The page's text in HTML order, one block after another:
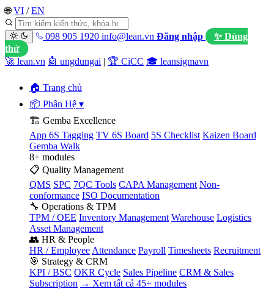
🌐 VI / EN
098 905 1920 info@lean.vn Đăng nhập
✨ Dùng
thử
🚀 lean.vn 🤖 ungdungai | 🏆 CiCC 🎓 leansigmavn
🏠 Trang chủ
📦 Phân Hệ ▾
🏗️ Gemba Excellence
App 6S Tagging TV 6S Board 5S Checklist Kaizen Board
Gemba Walk
8+ modules
📋 Quality Management
QMS SPC 7QC Tools CAPA Management Non-
conformance ISO Documentation
🔧 Operations & TPM
TPM / OEE Inventory Management Warehouse Logistics
Asset Management
👥 HR & People
HR / Employee Attendance Payroll Timesheets Recruitment
🎯 Strategy & CRM
KPI / BSC OKR Cycle Sales Pipeline CRM & Sales
Subscription → Xem tất cả 45+ modules